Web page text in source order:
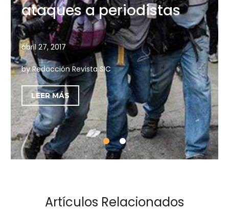
ataques a periodistas
abril 27, 2017
by Redacción Revista SIC
LEER MÁS
Artículos Relacionados